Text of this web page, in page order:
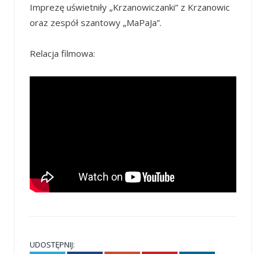
Imprezę uświetniły „Krzanowiczanki” z Krzanowic
oraz zespół szantowy „MaPaJa”.
Relacja filmowa:
UDOSTĘPNIJ: